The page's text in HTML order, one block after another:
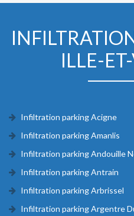
ILLE-
Infiltration parking Acigne
Infiltration parking Amanlis
Infiltration parking Andouille
Infiltration parking Antrain
Infiltration parking Arbrissel
Infiltration parking Argentre